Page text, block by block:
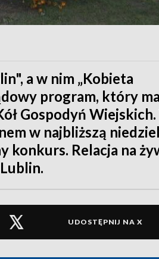
a w nim „Kobieta
program, który ma
Gospodyń Wiejskich.
w najbliższą
konkurs. Relacja na
UDOSTĘPNIJ NA X